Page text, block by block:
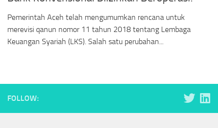
Pemerintah Aceh telah mengumumkan rencana untuk
merevisi qanun nomor 11 tahun 2018 tentang Lembaga
Keuangan Syariah (LKS). Salah satu perubahan...
FOLLOW: